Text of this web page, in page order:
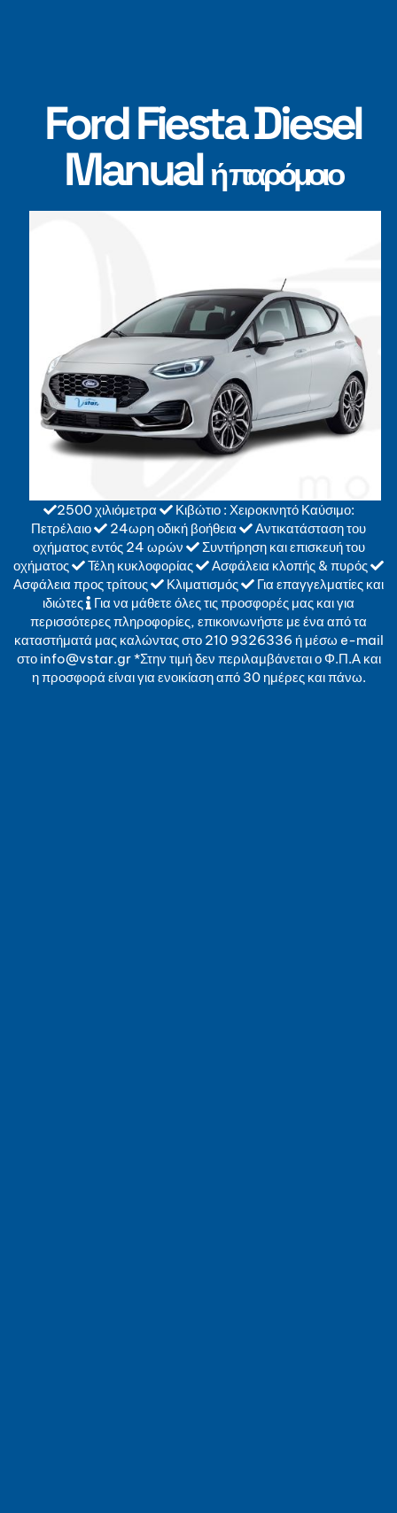
Ford Fiesta Diesel
Manual ή παρόμοιο
2500 χιλιόμετρα Κιβώτιο : Χειροκινητό Καύσιμο:
Πετρέλαιο
24ωρη οδική βοήθεια
Αντικατάσταση του
οχήματος εντός 24 ωρών
Συντήρηση και επισκευή του
οχήματος
Τέλη κυκλοφορίας
Ασφάλεια κλοπής & πυρός
Ασφάλεια προς τρίτους
Κλιματισμός
Για επαγγελματίες και
ιδιώτες
Για να μάθετε όλες τις προσφορές μας και για
περισσότερες πληροφορίες, επικοινωνήστε με ένα από τα
καταστήματά μας καλώντας στο 210 9326336 ή μέσω e-mail
στο info@vstar.gr*Στην τιμή δεν περιλαμβάνεται ο Φ.Π.Α και
η προσφορά είναι για ενοικίαση από 30 ημέρες και πάνω.